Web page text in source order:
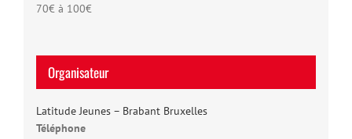
70€ à 100€
Organisateur
Latitude Jeunes – Brabant Bruxelles
Téléphone